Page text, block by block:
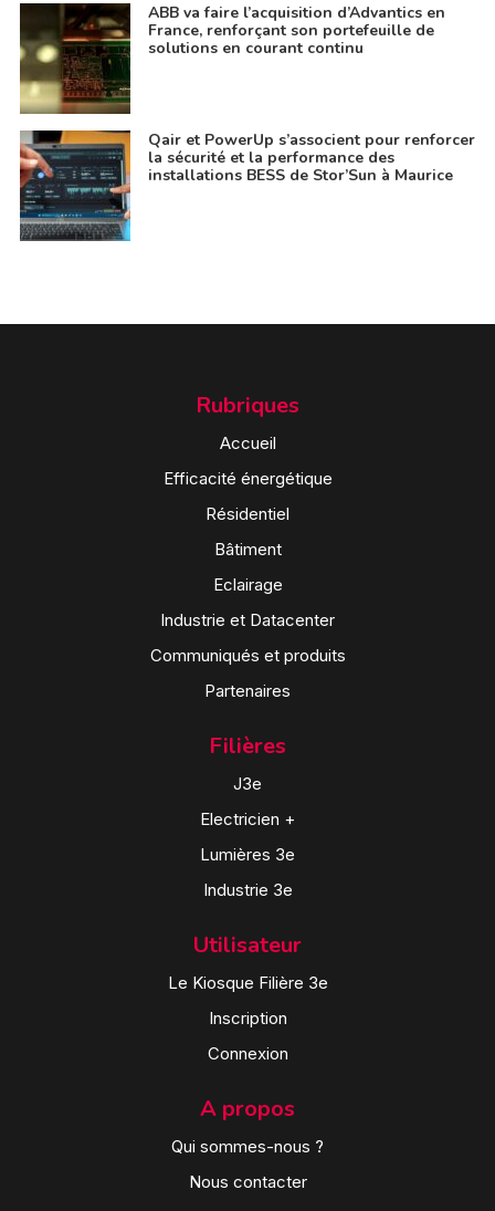
ABB va faire l’acquisition d’Advantics en
France, renforçant son portefeuille de
solutions en courant continu
Qair et PowerUp s’associent pour renforcer
la sécurité et la performance des
installations BESS de Stor’Sun à Maurice
Rubriques
Accueil
Efficacité énergétique
Résidentiel
Bâtiment
Eclairage
Industrie et Datacenter
Communiqués et produits
Partenaires
Filières
J3e
Electricien +
Lumières 3e
Industrie 3e
Utilisateur
Le Kiosque Filière 3e
Inscription
Connexion
A propos
Qui sommes-nous ?
Nous contacter